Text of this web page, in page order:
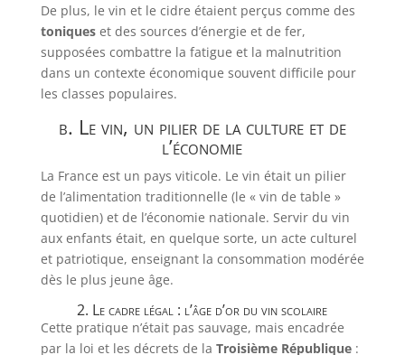
De plus, le vin et le cidre étaient perçus comme des
toniqueset des sources d’énergie et de fer,
supposées combattre la fatigue et la malnutrition
dans un contexte économique souvent difficile pour
les classes populaires.
b. Le vin, un pilier de la culture et de
l’économie
La France est un pays viticole. Le vin était un pilier
de l’alimentation traditionnelle (le « vin de table »
quotidien) et de l’économie nationale. Servir du vin
aux enfants était, en quelque sorte, un acte culturel
et patriotique, enseignant la consommation modérée
dès le plus jeune âge.
2. Le cadre légal : l’âge d’or du vin scolaire
Cette pratique n’était pas sauvage, mais encadrée
par la loi et les décrets de la Troisième République: